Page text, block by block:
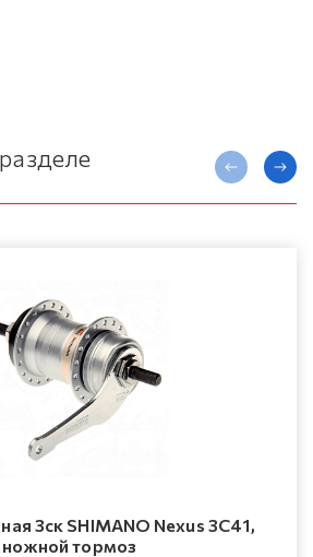
3ск SHIMANO Nexus 3C41,
тормоз